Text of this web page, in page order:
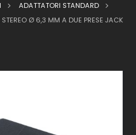
ADATTATORI STANDARD
Ø 6,3 MM A DUE PRESE JACK